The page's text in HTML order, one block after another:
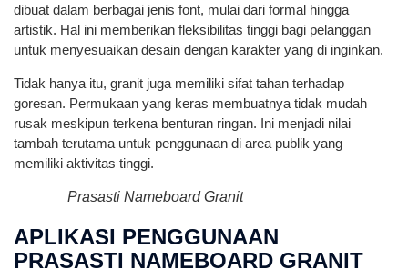
dibuat dalam berbagai jenis font, mulai dari formal hingga
artistik. Hal ini memberikan fleksibilitas tinggi bagi pelanggan
untuk menyesuaikan desain dengan karakter yang di inginkan.
Tidak hanya itu, granit juga memiliki sifat tahan terhadap
goresan. Permukaan yang keras membuatnya tidak mudah
rusak meskipun terkena benturan ringan. Ini menjadi nilai
tambah terutama untuk penggunaan di area publik yang
memiliki aktivitas tinggi.
Prasasti Nameboard Granit
APLIKASI PENGGUNAAN
PRASASTI NAMEBOARD GRANIT